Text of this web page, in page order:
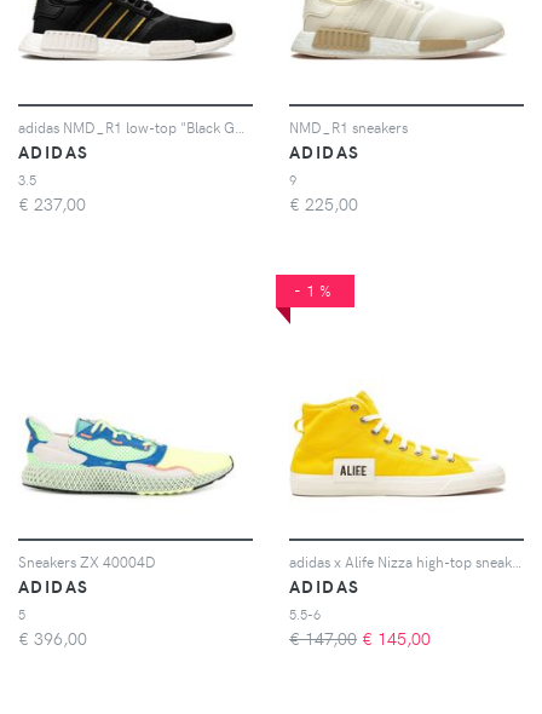
ADIDAS
3.5
€ 237,00
NMD_R1 sneakers
ADIDAS
9
€ 225,00
Sneakers ZX 40004D
ADIDAS
5
€ 396,00
-1%
ADIDAS
5.5-6
€ 147,00 € 145,00